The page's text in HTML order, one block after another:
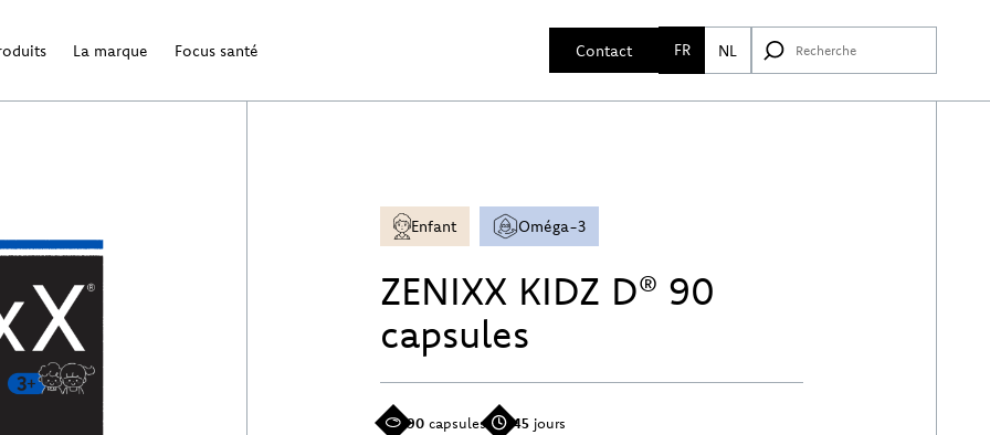
La marque Focus santé Contact FR NL
Enfant Oméga-3
ZENIXX KIDZ D® 90
capsules
90 capsules 45 jours